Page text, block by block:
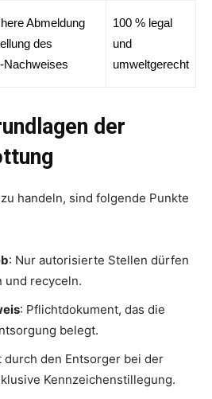
Abmeldung
des
Nachweises
100 % legal
und
umweltgerecht
der
zu handeln, sind folgende Punkte
: Nur autorisierte Stellen dürfen
und recyceln.
: Pflichtdokument, das die
belegt.
durch den Entsorger bei der
Kennzeichenstillegung.